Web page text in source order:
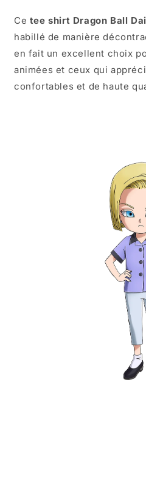
Ce tee shirt Dragon Ball
habillé de manière
en fait un excellent choix
animées et ceux qui
confortables et de haute